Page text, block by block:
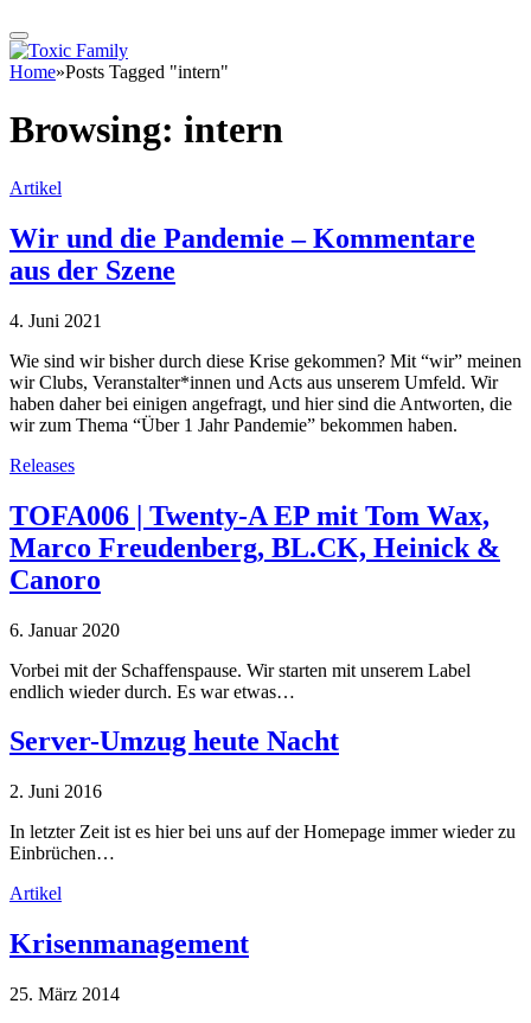
Home»Posts Tagged "intern"
Browsing: intern
Artikel
Wir und die Pandemie – Kommentare
aus der Szene
4. Juni 2021
Wie sind wir bisher durch diese Krise gekommen? Mit “wir” meinen
wir Clubs, Veranstalter*innen und Acts aus unserem Umfeld. Wir
haben daher bei einigen angefragt, und hier sind die Antworten, die
wir zum Thema “Über 1 Jahr Pandemie” bekommen haben.
Releases
TOFA006 | Twenty-A EP mit Tom Wax,
Marco Freudenberg, BL.CK, Heinick &
Canoro
6. Januar 2020
Vorbei mit der Schaffenspause. Wir starten mit unserem Label
endlich wieder durch. Es war etwas…
Server-Umzug heute Nacht
2. Juni 2016
In letzter Zeit ist es hier bei uns auf der Homepage immer wieder zu
Einbrüchen…
Artikel
Krisenmanagement
25. März 2014